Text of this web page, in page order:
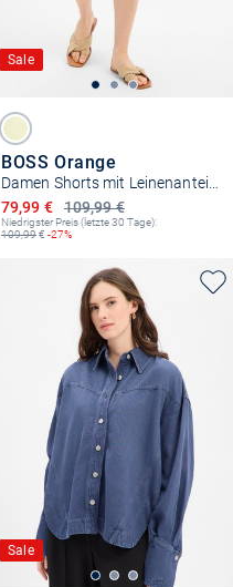
Sale
BOSS Orange
109,99 €
Ermäßigter Preis
79,99 €
Niedrigster Preis (letzte 30 Tage):
109,99€ -27%
Sale